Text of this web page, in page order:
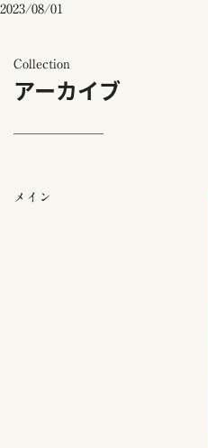
2023/08/01
Collection
アーカイブ
メイン